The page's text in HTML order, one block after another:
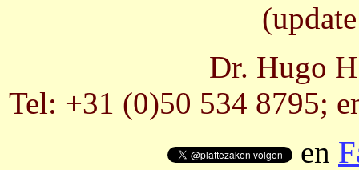
Dr. Hugo
Tel: +31 (0)50 534 8795;
en